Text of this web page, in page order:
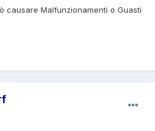
causare Malfunzionamenti o Guasti